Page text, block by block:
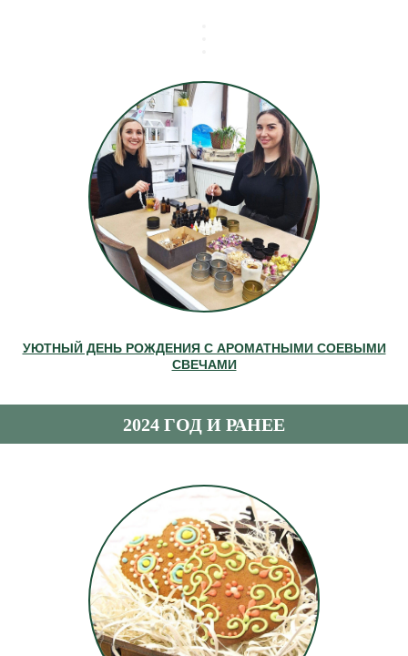
УЮТНЫЙ ДЕНЬ РОЖДЕНИЯ С АРОМАТНЫМИ СОЕВЫМИ
СВЕЧАМИ
2024 ГОД И РАНЕЕ